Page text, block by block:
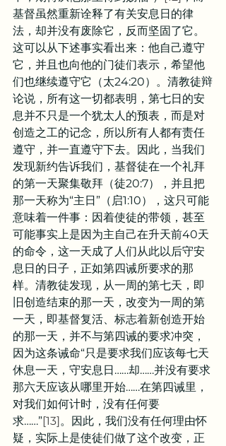
基督虽然重新诠释了有关安息日的律
法，却并没有废除它，反而坚固了它。
这可以从下述事实看出来：他自己遵守
它，并且也向他的门徒们表示，希望他
们也继续遵守它（太24:20）。清教徒辩
论说，所有这一切都表明，第七日的安
息并不只是一个犹太人的预表，而是对
创造之工的记念，所以所有人都有责任
遵守，并一直遵守下去。因此，当我们
发现新约告诉我们，基督徒在一个礼拜
的第一天聚集敬拜（徒20:7），并且把
那一天称为“主日”（启1:10），这只可能
意味着一件事：因着使徒的带领，甚至
可能事实上是因为主自己在升天前40天
的命令，这一天成了人们从此以后守安
息日的日子，正如第四诫所要求的那
样。清教徒发现，从一周的第七天，即
旧创造结束的那一天，改变为一周的第
一天，即基督复活、标志着新创造开始
的那一天，并不与第四诫的要求冲突，
因为这条诫命“只是要求我们应该每七天
休息一天，守安息日……却……并没有要求
那六天应该从哪里开始……在第四诫里，
对我们如何计时，没有任何要
求……”[13]。因此，我们没有任何理由怀
疑，实际上是使徒们做了这个改变，正